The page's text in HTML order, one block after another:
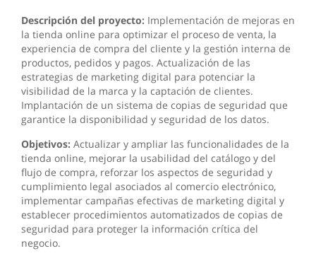
Descripción del proyecto: Implementación de mejoras en
la tienda online para optimizar el proceso de venta, la
experiencia de compra del cliente y la gestión interna de
productos, pedidos y pagos. Actualización de las
estrategias de marketing digital para potenciar la
visibilidad de la marca y la captación de clientes.
Implantación de un sistema de copias de seguridad que
garantice la disponibilidad y seguridad de los datos.
Objetivos: Actualizar y ampliar las funcionalidades de la
tienda online, mejorar la usabilidad del catálogo y del
flujo de compra, reforzar los aspectos de seguridad y
cumplimiento legal asociados al comercio electrónico,
implementar campañas efectivas de marketing digital y
establecer procedimientos automatizados de copias de
seguridad para proteger la información crítica del
negocio.